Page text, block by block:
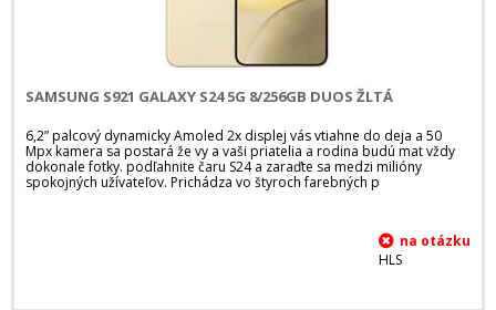
SAMSUNG S921 GALAXY S24 5G 8/256GB DUOS ŽLTÁ
6,2” palcový dynamicky Amoled 2x displej vás vtiahne do deja a 50
Mpx kamera sa postará že vy a vaši priatelia a rodina budú mat vždy
dokonale fotky. podľahnite čaru S24 a zaraďte sa medzi milióny
spokojných užívateľov. Prichádza vo štyroch farebných p
HLS